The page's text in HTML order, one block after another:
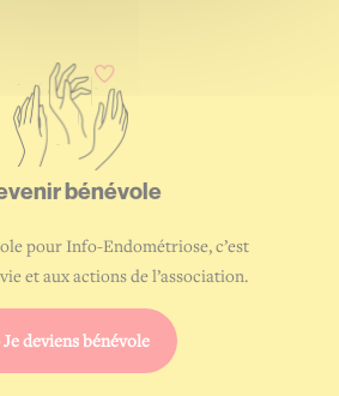
bénévole
pour Info-Endométriose, c’est
et aux actions de l’association.
Je deviens bénévole